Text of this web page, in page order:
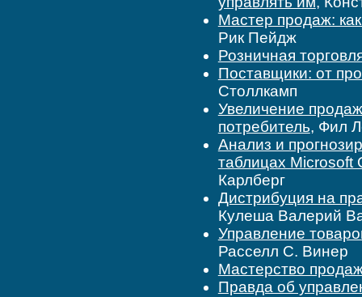
Мастер продаж:
Рик Пейдж
Розничная
Поставщики: от
Столлкамп
Увеличение
потребитель, Фил
Анализ и
таблицах Microsoft
Карлберг
Дистрибуция на
Кулеша Валерий
Управление
Расселл С. Винер
Мастерство
Правда об